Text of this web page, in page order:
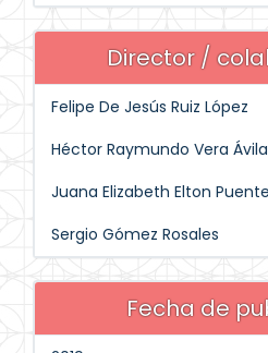
Director /
Felipe De Jesús Ruiz López
Héctor Raymundo Vera Ávila
Juana Elizabeth Elton Puente
Sergio Gómez Rosales
Fecha de